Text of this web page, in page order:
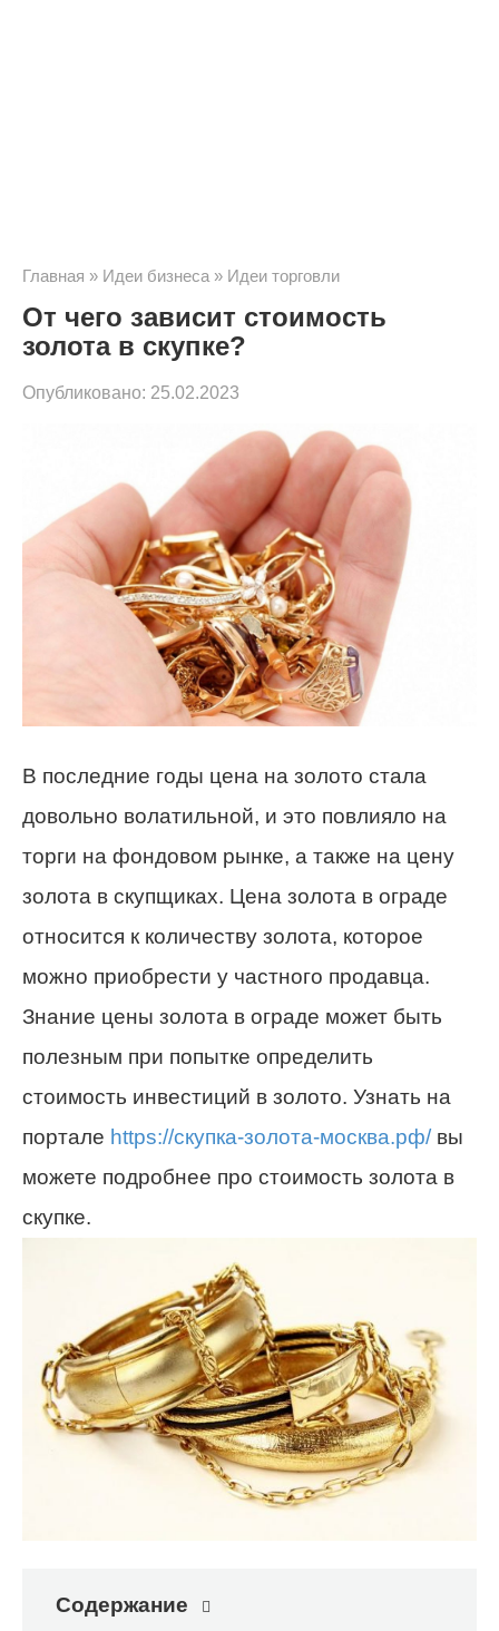
Главная » Идеи бизнеса » Идеи торговли
От чего зависит стоимость
золота в скупке?
Опубликовано: 25.02.2023
В последние годы цена на золото стала
довольно волатильной, и это повлияло на
торги на фондовом рынке, а также на цену
золота в скупщиках. Цена золота в ограде
относится к количеству золота, которое
можно приобрести у частного продавца.
Знание цены золота в ограде может быть
полезным при попытке определить
стоимость инвестиций в золото. Узнать на
портале https://скупка-золота-москва.рф/вы
можете подробнее про стоимость золота в
скупке.
Содержание